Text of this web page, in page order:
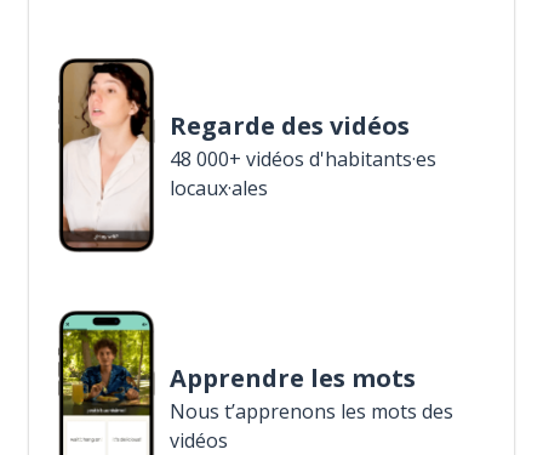
Regarde des vidéos
48 000+ vidéos d'habitants·es
locaux·ales
Apprendre les mots
Nous t’apprenons les mots des
vidéos